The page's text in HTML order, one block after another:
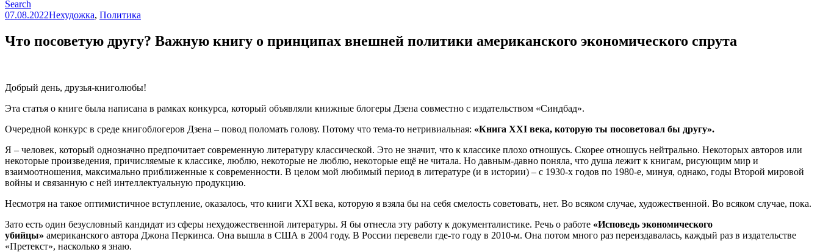
Search
07.08.2022Нехудожка, Политика
Что посоветую другу? Важную книгу о принципах внешней политики американского экономического спрута
Добрый день, друзья-книголюбы!
Эта статья о книге была написана в рамках конкурса, который объявляли книжные блогеры Дзена совместно с издательством «Синдбад».
Очередной конкурс в среде книгоблогеров Дзена – повод поломать голову. Потому что тема-то нетривиальная: «Книга XXI века, которую ты посоветовал бы другу».
Я – человек, который однозначно предпочитает современную литературу классической. Это не значит, что к классике плохо отношусь. Скорее отношусь нейтрально. Некоторых авторов или
некоторые произведения, причисляемые к классике, люблю, некоторые не люблю, некоторые ещё не читала. Но давным-давно поняла, что душа лежит к книгам, рисующим мир и
взаимоотношения, максимально приближенные к современности. В целом мой любимый период в литературе (и в истории) – с 1930-х годов по 1980-е, минуя, однако, годы Второй мировой
войны и связанную с ней интеллектуальную продукцию.
Несмотря на такое оптимистичное вступление, оказалось, что книги XXI века, которую я взяла бы на себя смелость советовать, нет. Во всяком случае, художественной. Во всяком случае, пока.
Зато есть один безусловный кандидат из сферы нехудожественной литературы. Я бы отнесла эту работу к документалистике. Речь о работе «Исповедь экономического
убийцы» американского автора Джона Перкинса. Она вышла в США в 2004 году. В России перевели где-то году в 2010-м. Она потом много раз переиздавалась, каждый раз в издательстве
«Претекст», насколько я знаю.